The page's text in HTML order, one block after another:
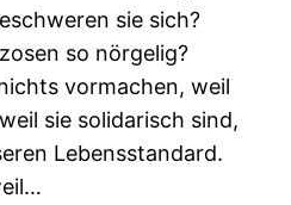
sie sich?
so nörgelig?
vormachen, weil
sie solidarisch sind,
Lebensstandard.